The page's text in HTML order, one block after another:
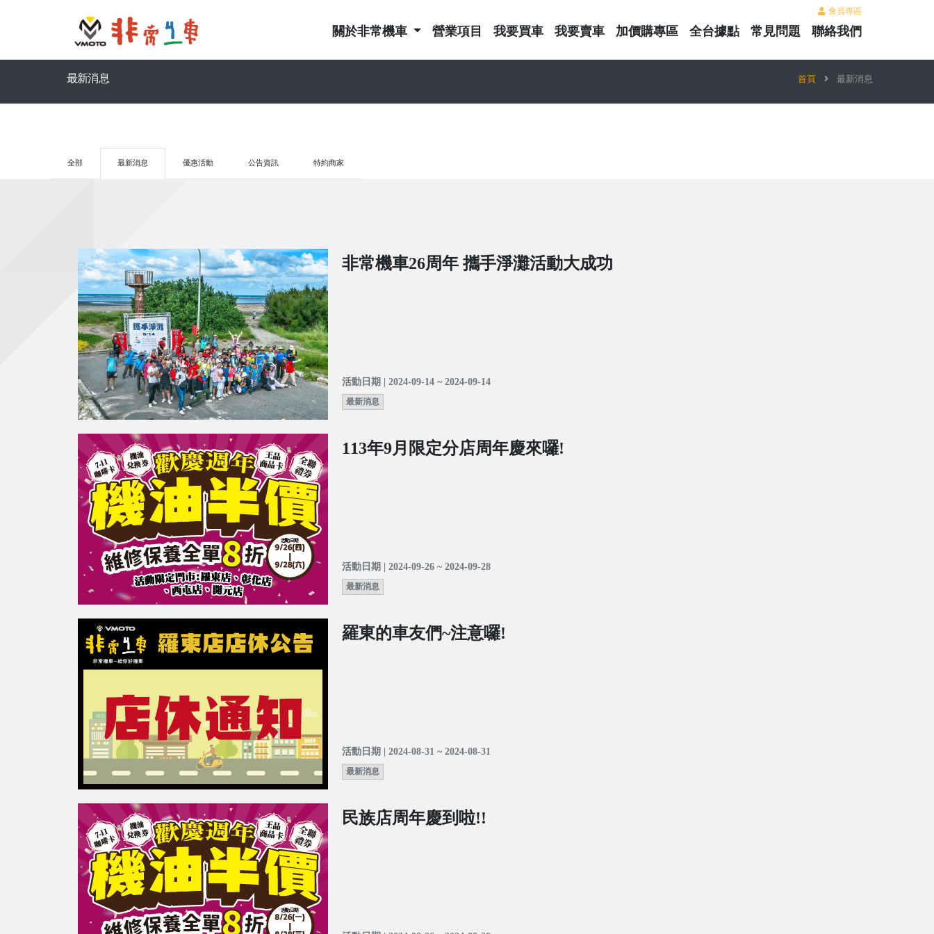
會員專區
關於非常機車 營業項目 我要買車 我要賣車 加價購專區 全台據點 常見問題 聯絡我們
最新消息 首頁 最新消息
全部 最新消息 優惠活動 公告資訊 特約商家
非常機車26周年 攜手淨灘活動大成功
活動日期 | 2024-09-14 ~ 2024-09-14
最新消息
113年9月限定分店周年慶來囉!
活動日期 | 2024-09-26 ~ 2024-09-28
最新消息
羅東的車友們~注意囉!
活動日期 | 2024-08-31 ~ 2024-08-31
最新消息
民族店周年慶到啦!!